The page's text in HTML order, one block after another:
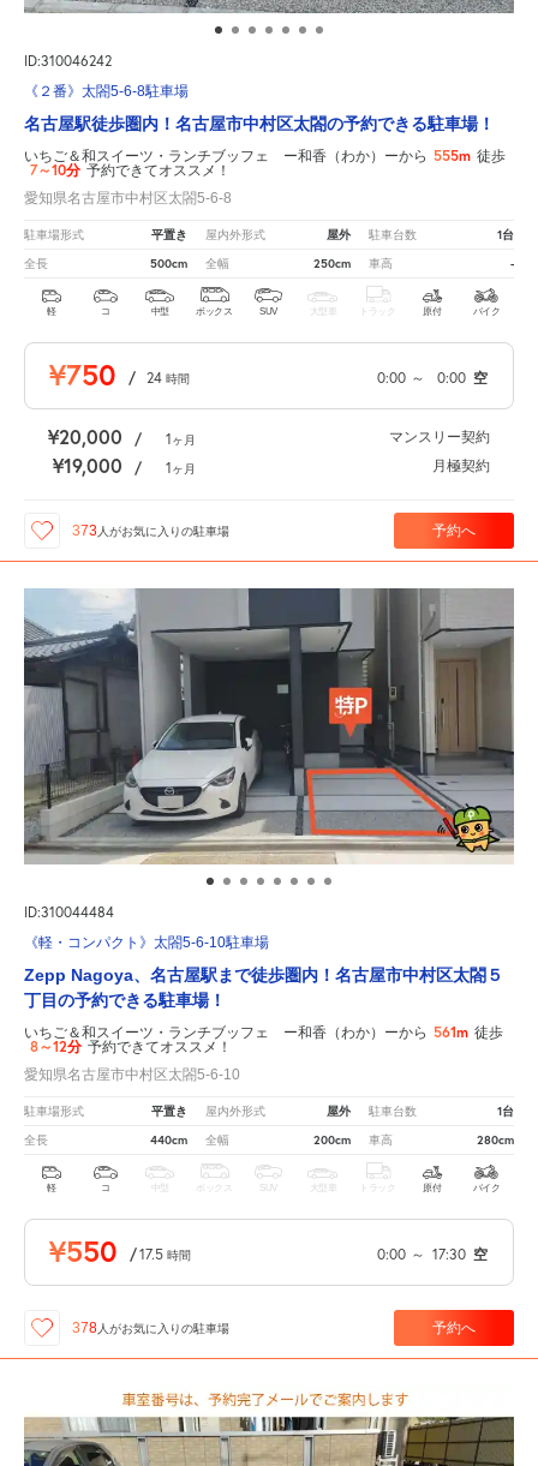
ID:310046242
《２番》太閤5-6-8駐車場
名古屋駅徒歩圏内！名古屋市中村区太閤の予約できる駐車場！
いちご＆和スイーツ・ランチブッフェ ー和香（わか）ーから 555m 徒歩
7～10分 予約できてオススメ！
愛知県名古屋市中村区太閤5-6-8
駐車場形式 平置き 屋内外形式 屋外 駐車台数 1台
全長 500cm 全幅 250cm 車高 -
軽 コ 中型 ボックス SUV 大型車 トラック 原付 バイク
¥750 / 24 時間 0:00 ～ 0:00 空
¥20,000 / 1ヶ月 マンスリー契約
¥19,000 / 1ヶ月 月極契約
373 人がお気に入りの駐車場 予約へ
ID:310044484
《軽・コンパクト》太閤5-6-10駐車場
Zepp Nagoya、名古屋駅まで徒歩圏内！名古屋市中村区太閤５
丁目の予約できる駐車場！
いちご＆和スイーツ・ランチブッフェ ー和香（わか）ーから 561m 徒歩
8～12分 予約できてオススメ！
愛知県名古屋市中村区太閤5-6-10
駐車場形式 平置き 屋内外形式 屋外 駐車台数 1台
全長 440cm 全幅 200cm 車高 280cm
軽 コ 中型 ボックス SUV 大型車 トラック 原付 バイク
¥550 /17.5 時間 0:00 ～ 17:30 空
378 人がお気に入りの駐車場 予約へ